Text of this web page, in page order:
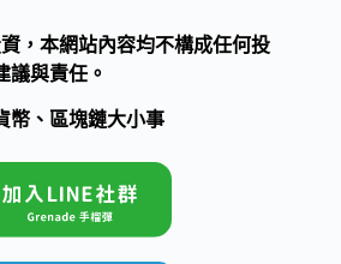
，本網站內容均不構成任何投
議與責任。
幣、區塊鏈大小事